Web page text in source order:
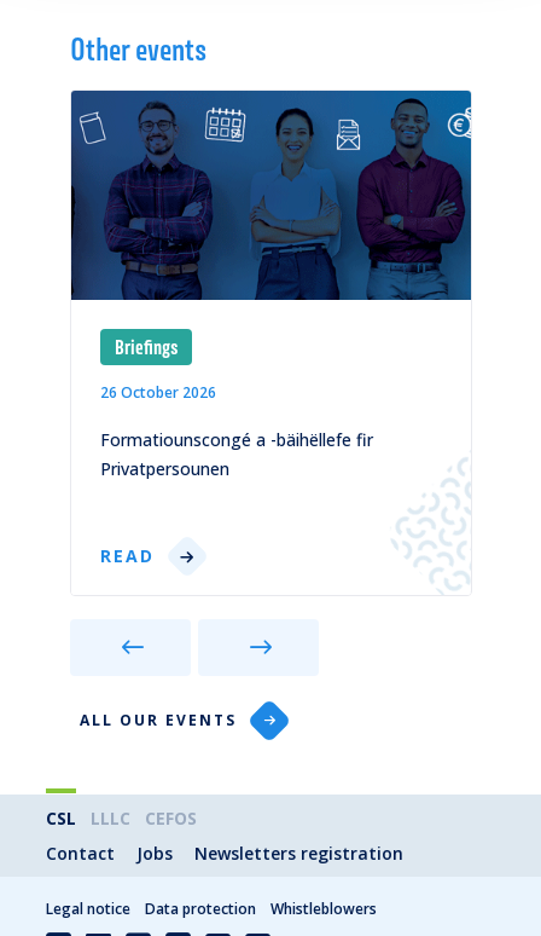
Other events
Briefings
26 October 2026
Formatiounscongé a -bäihëllefe fir
Privatpersounen
READ
ALL OUR EVENTS
CSL LLLC
CEFOS
Contact
Jobs Newsletters registration
Legal notice Data protection Whistleblowers